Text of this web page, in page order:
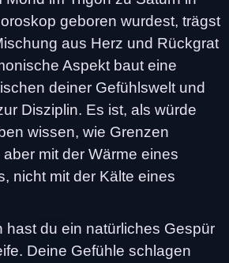
geboren wurdest, trägst
aus Herz und Rückgrat
Aspekt baut eine
deiner Gefühlswelt und
Disziplin. Es ist, als würde
wissen, wie Grenzen
mit der Wärme eines
nicht mit der Kälte eines
hast du ein natürliches Gespür
Deine Gefühle schlagen